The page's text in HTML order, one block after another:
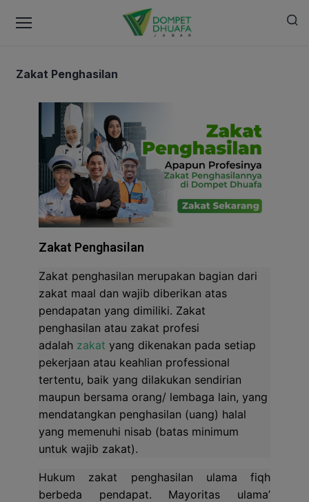
Zakat Penghasilan
Zakat Penghasilan
Zakat penghasilan merupakan bagian dari
zakat maal dan wajib diberikan atas
pendapatan yang dimiliki. Zakat
penghasilan atau zakat profesi
adalah zakat yang dikenakan pada setiap
pekerjaan atau keahlian professional
tertentu, baik yang dilakukan sendirian
maupun bersama orang/ lembaga lain, yang
mendatangkan penghasilan (uang) halal
yang memenuhi nisab (batas minimum
untuk wajib zakat).
Hukum zakat penghasilan ulama fiqh
berbeda pendapat. Mayoritas ulama’